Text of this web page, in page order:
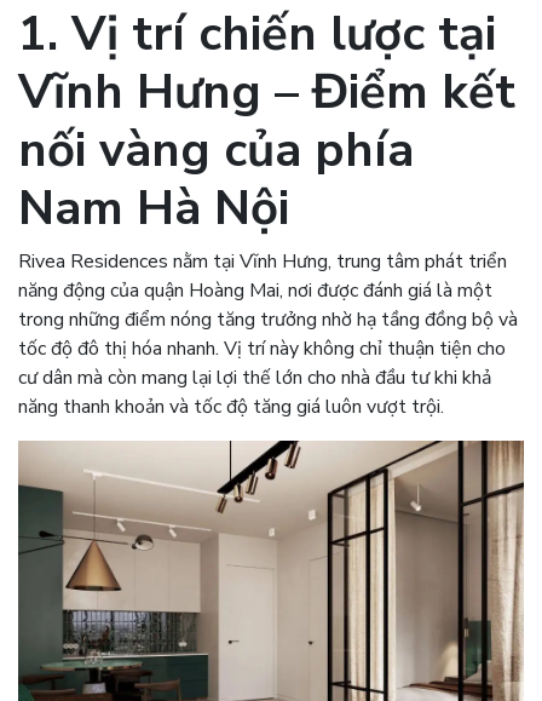
1. Vị trí chiến lược tại
Vĩnh Hưng – Điểm kết
nối vàng của phía
Nam Hà Nội
Rivea Residences nằm tại Vĩnh Hưng, trung tâm phát triển
năng động của quận Hoàng Mai, nơi được đánh giá là một
trong những điểm nóng tăng trưởng nhờ hạ tầng đồng bộ và
tốc độ đô thị hóa nhanh. Vị trí này không chỉ thuận tiện cho
cư dân mà còn mang lại lợi thế lớn cho nhà đầu tư khi khả
năng thanh khoản và tốc độ tăng giá luôn vượt trội.